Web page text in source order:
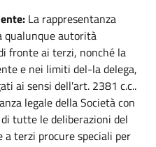
La rappresentanza
qualunque autorità
fronte ai terzi, nonché la
e nei limiti del-la delega,
ai sensi dell'art. 2381 c.c..
legale della Società con
tutte le deliberazioni del
a terzi procure speciali per